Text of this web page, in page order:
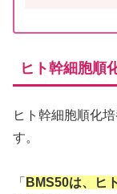
ヒト幹細胞順
ヒト幹細胞順化
す。
「 BMS50は、ヒ